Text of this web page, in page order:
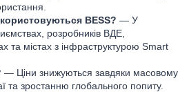
BESS? — У
розробників ВДЕ,
та містах з інфраструктурою Smart
— Ціни знижуються завдяки масовому
та зростанню глобального попиту.